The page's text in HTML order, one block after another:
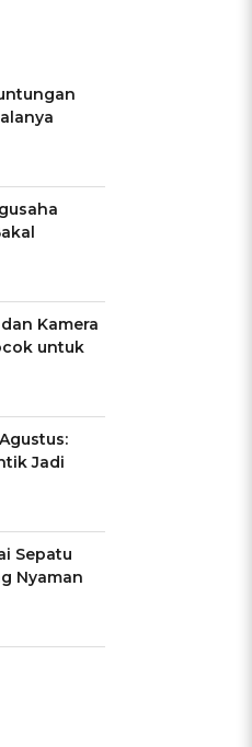
Kamera
untuk
Jadi
Sepatu
Nyaman